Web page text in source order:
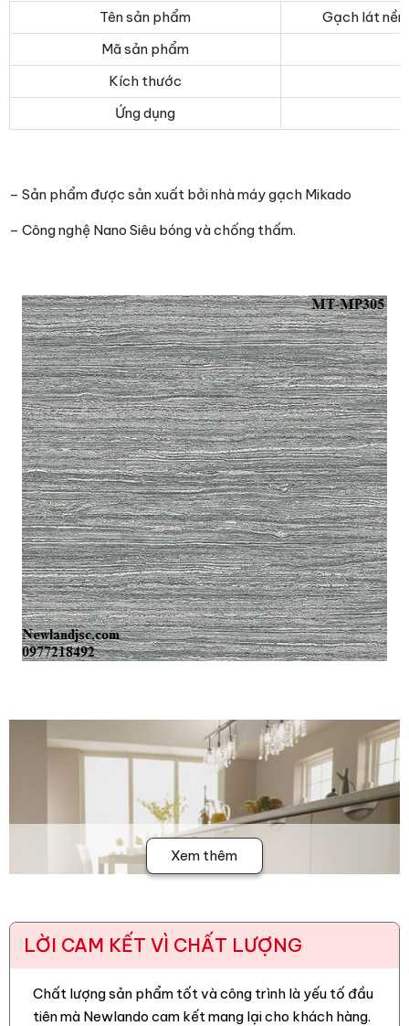
Tên sản phẩm
Gạch lát
Mã sản phẩm
Kích thước
Ứng dụng
– Sản phẩm được sản xuất bởi nhà máy gạch Mikado
– Công nghệ Nano Siêu bóng và chống thấm.
Xem thêm
LỜI CAM KẾT VÌ CHẤT LƯỢNG
Chất lượng sản phẩm tốt và công trình là yếu tố đầu
tiên mà Newlando cam kết mang lại cho khách hàng.